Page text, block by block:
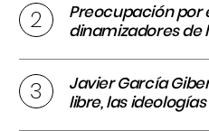
Preocupación por
dinamizadores de
Javier García
libre, las